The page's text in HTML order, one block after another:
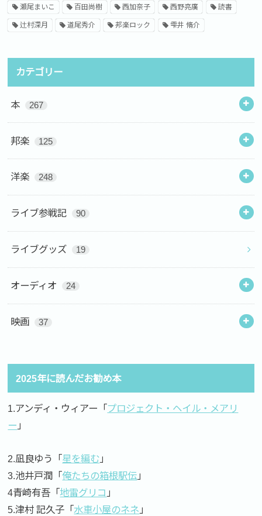
瀬尾まいこ 百田尚樹 西加奈子 西野亮廣 読書
辻村深月 道尾秀介 邦楽ロック 雫井 脩介
カテゴリー
本 267
邦楽 125
洋楽 248
ライブ参戦記 90
ライブグッズ 19
オーディオ 24
映画 37
2025年に読んだお勧め本
1.アンディ・ウィアー「プロジェクト・ヘイル・メアリ
ー 」
2.凪良ゆう「 星を編む 」
3.池井戸潤「俺たちの箱根駅伝 」
4青崎有吾「地雷グリコ 」
5.津村 記久子「水車小屋のネネ 」